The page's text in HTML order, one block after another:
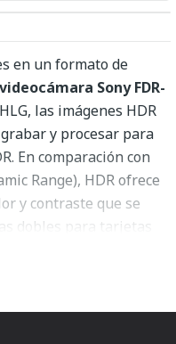
en un formato de
videocámara Sony FDR-
las imágenes HDR
y procesar para
En comparación con
Range), HDR ofrece
y contraste que se
dobles para tarjetas
manuales, un
profesional y